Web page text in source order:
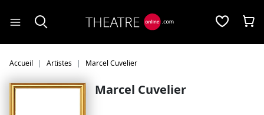
Accueil Artistes Marcel Cuvelier
Marcel Cuvelier